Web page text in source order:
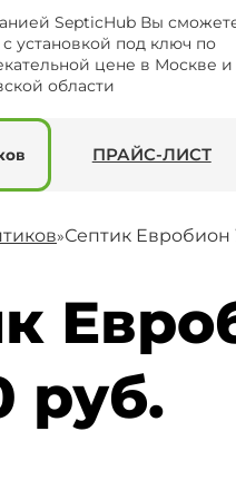
SepticHub Вы
с установкой под ключ по
цене в Москве и
области
ПРАЙС-ЛИСТ
»Септик Евробион
руб.